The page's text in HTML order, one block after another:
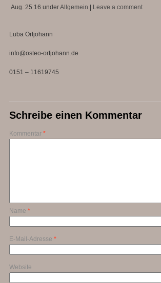
Aug. 25 16 underAllgemein Leave a comment
Luba Ortjohann
info@osteo-ortjohann.de
0151 – 11619745
Schreibe einen Kommentar
Kommentar *
Name *
E-Mail-Adresse *
Website